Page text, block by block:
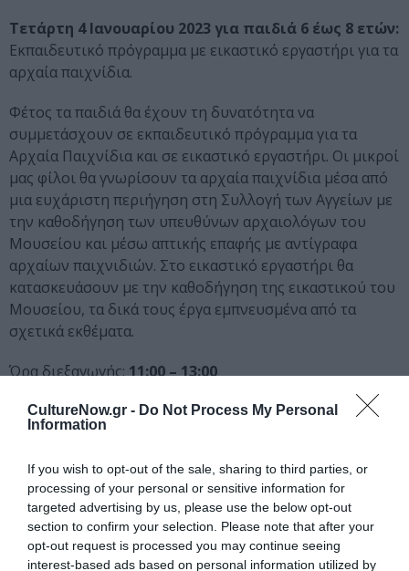
CultureNow.gr - Do Not Process My Personal
Information
If you wish to opt-out of the sale, sharing to third parties, or
processing of your personal or sensitive information for
targeted advertising by us, please use the below opt-out
section to confirm your selection. Please note that after your
opt-out request is processed you may continue seeing
interest-based ads based on personal information utilized by
Τετάρτη 4 Ιανουαρίου 2023 για παιδιά 6 έως 8 ετών:
Εκπαιδευτικό πρόγραμμα με εικαστικό εργαστήρι για τα
αρχαία παιχνίδια.
Φέτος τα παιδιά θα έχουν τη δυνατότητα να
συμμετάσχουν σε εκπαιδευτικό πρόγραμμα για τα
Αρχαία Παιχνίδια και σε εικαστικό εργαστήρι. Οι μικροί
μας φίλοι θα γνωρίσουν τα αρχαία παιχνίδια μέσα από
μια ευχάριστη περιήγηση στη Συλλογή των Αγγείων με
την καθοδήγηση των υπευθύνων αρχαιολόγων του
Μουσείου και μέσω απτικής επαφής με αντίγραφα
αρχαίων παιχνιδιών. Στο εικαστικό εργαστήρι θα
κατασκευάσουν με την καθοδήγηση της εικαστικού του
Μουσείου, τα δικά τους έργα εμπνευσμένα από τα
σχετικά εκθέματα.
Ώρα διεξαγωγής:11:00 – 13:00
Πέμπτη 5 Ιανουαρίου 2023 για παιδιά 9 έως 12 ετών:
εικαστικό εργαστήρι.
Οι μικροί μας φίλοι θα εξερευνήσουν τη Συλλογή
Μυκηναϊκών Αρχαιοτήτων με την καθοδήγηση των
υπευθύνων αρχαιολόγων του Μουσείου και θα μάθουν